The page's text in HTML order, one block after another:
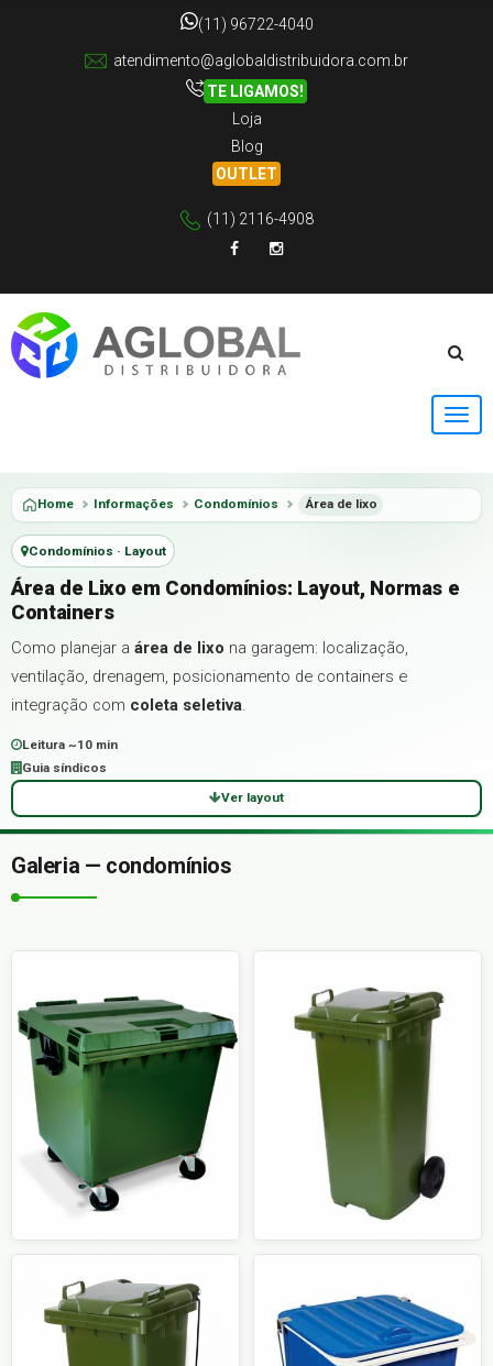
(11) 96722-4040
atendimento@aglobaldistribuidora.com.br
TE LIGAMOS!
Loja
Blog
OUTLET
(11) 2116-4908
Home Informações Condomínios Área de lixo
Condomínios · Layout
Área de Lixo em Condomínios: Layout, Normas e
Containers
Como planejar a área de lixo na garagem: localização,
ventilação, drenagem, posicionamento de containers e
integração com coleta seletiva.
Leitura ~10 min
Guia síndicos
Ver layout
Galeria — condomínios